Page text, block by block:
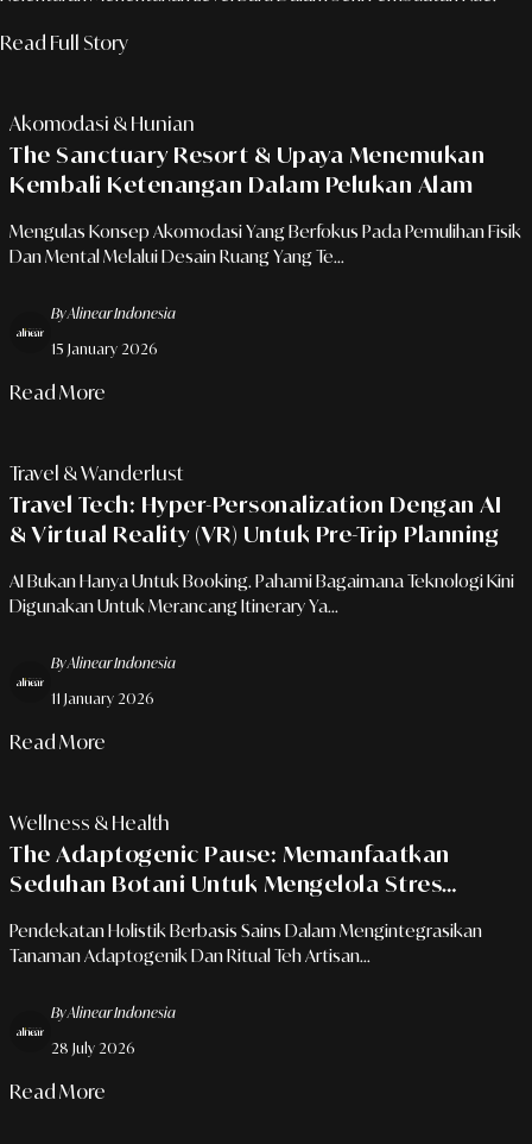
Read Full Story
Akomodasi & Hunian
The Sanctuary Resort & Upaya Menemukan
Kembali Ketenangan Dalam Pelukan Alam
Mengulas Konsep Akomodasi Yang Berfokus Pada Pemulihan Fisik
Dan Mental Melalui Desain Ruang Yang Te...
By Alinear Indonesia
15 January 2026
Read More
Travel & Wanderlust
Travel Tech: Hyper-Personalization Dengan AI
& Virtual Reality (VR) Untuk Pre-Trip Planning
AI Bukan Hanya Untuk Booking. Pahami Bagaimana Teknologi Kini
Digunakan Untuk Merancang Itinerary Ya...
By Alinear Indonesia
11 January 2026
Read More
Wellness & Health
The Adaptogenic Pause: Memanfaatkan
Seduhan Botani Untuk Mengelola Stres
Pendekatan Holistik Berbasis Sains Dalam Mengintegrasikan
Tanaman Adaptogenik Dan Ritual Teh Artisan...
By Alinear Indonesia
28 July 2026
Read More